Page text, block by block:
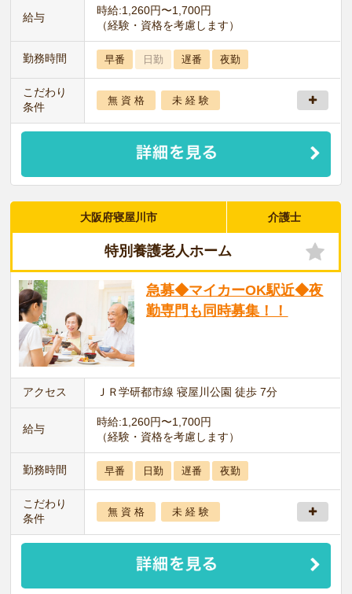
給与
時給:1,260円〜1,700円
（経験・資格を考慮します）
勤務時間 早番 日勤 遅番 夜勤
こだわり
条件
無 資 格 未 経 験
大阪府寝屋川市 介護士
特別養護老人ホーム
急募◆マイカーOK駅近◆夜
勤専門も同時募集！！
アクセス ＪＲ学研都市線 寝屋川公園 徒歩 7分
給与
時給:1,260円〜1,700円
（経験・資格を考慮します）
勤務時間 早番 日勤 遅番 夜勤
こだわり
条件
無 資 格 未 経 験